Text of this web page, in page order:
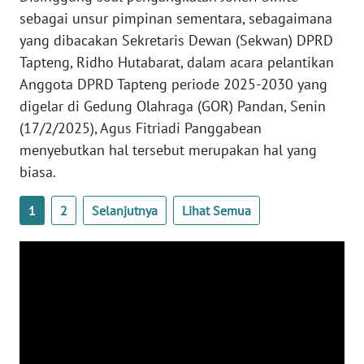
sebagai unsur pimpinan sementara, sebagaimana
yang dibacakan Sekretaris Dewan (Sekwan) DPRD
Tapteng, Ridho Hutabarat, dalam acara pelantikan
Anggota DPRD Tapteng periode 2025-2030 yang
digelar di Gedung Olahraga (GOR) Pandan, Senin
(17/2/2025), Agus Fitriadi Panggabean
menyebutkan hal tersebut merupakan hal yang
biasa.
1 2 Selanjutnya Lihat Semua
WN
NUSANTARA
WN
JOGJA
WN
JATIM
WN